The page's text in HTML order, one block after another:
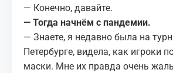
— Конечно, давайте.
— Тогда начнём с пандемии.
— Знаете, я недавно была на
Петербурге, видела, как игроки
маски. Мне их правда очень